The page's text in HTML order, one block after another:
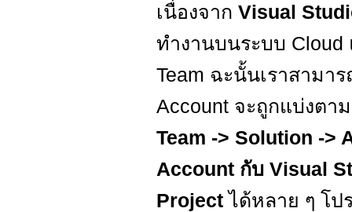
เนื่องจาก Visual
ทำงานบนระบบ Cloud
Team ฉะนั้นเราสามา
Account จะถูกแบ่งตา
Team -> Solution ->
Account กับ Visual
Projectได้หลาย ๆ โป